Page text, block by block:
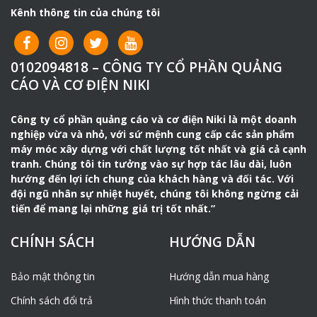
Kênh thông tin của chúng tôi
0102094818 – CÔNG TY CỔ PHẦN QUẢNG
CÁO VÀ CƠ ĐIỆN NIKI
Công ty cổ phần quảng cáo và cơ điện Niki là một doanh
nghiệp vừa và nhỏ, với sứ mệnh cung cấp các sản phẩm
máy móc xây dựng với chất lượng tốt nhất và giá cả cạnh
tranh. Chúng tôi tin tưởng vào sự hợp tác lâu dài, luôn
hướng đến lợi ích chung của khách hàng và đối tác. Với
đội ngũ nhân sự nhiệt huyết, chúng tôi không ngừng cải
tiến để mang lại những giá trị tốt nhất.”
CHÍNH SÁCH
Bảo mật thông tin
Chính sách đổi trả
HƯỚNG DẪN
Hướng dẫn mua hàng
Hình thức thanh toán